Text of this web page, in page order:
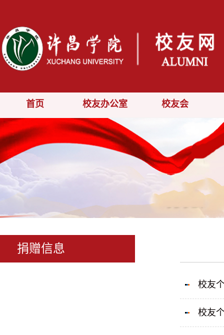
首页 校友办公室 校友会
捐赠信息
校友
校友